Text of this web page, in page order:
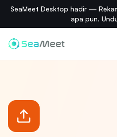
SeaMeet Desktop hadir —
apa pun.